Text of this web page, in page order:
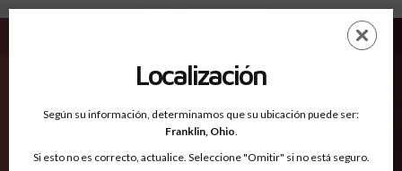
Cooper MO - Condados Reconocidos
EN
Condados Reconocidos
2600
Localización
Según su información, determinamos que su ubicación puede ser:
Franklin, Ohio.
Si esto no es correcto, actualice. Seleccione "Omitir" si no está seguro.